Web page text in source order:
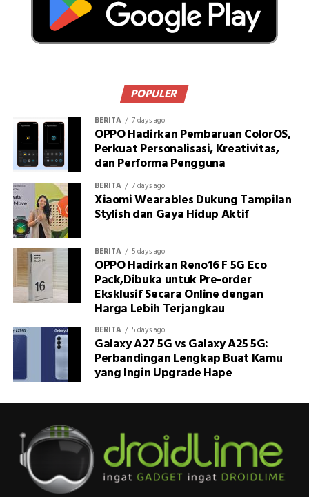
POPULER
BERITA 7 days ago
OPPO Hadirkan Pembaruan ColorOS,
Perkuat Personalisasi, Kreativitas,
dan Performa Pengguna
BERITA 7 days ago
Xiaomi Wearables Dukung Tampilan
Stylish dan Gaya Hidup Aktif
BERITA 5 days ago
OPPO Hadirkan Reno16 F 5G Eco
Pack,Dibuka untuk Pre-order
Eksklusif Secara Online dengan
Harga Lebih Terjangkau
BERITA 5 days ago
Galaxy A27 5G vs Galaxy A25 5G:
Perbandingan Lengkap Buat Kamu
yang Ingin Upgrade Hape